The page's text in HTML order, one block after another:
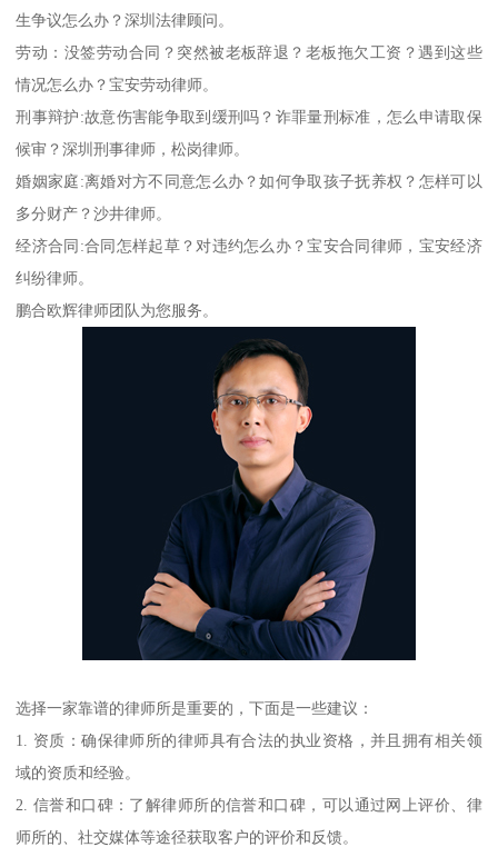
生争议怎么办？深圳法律顾问。
劳动：没签劳动合同？突然被老板辞退？老板拖欠工资？遇到这些
情况怎么办？宝安劳动律师。
刑事辩护:故意伤害能争取到缓刑吗？诈罪量刑标准，怎么申请取保
候审？深圳刑事律师，松岗律师。
婚姻家庭:离婚对方不同意怎么办？如何争取孩子抚养权？怎样可以
多分财产？沙井律师。
经济合同:合同怎样起草？对违约怎么办？宝安合同律师，宝安经济
纠纷律师。
鹏合欧辉律师团队为您服务。
选择一家靠谱的律师所是重要的，下面是一些建议：
1. 资质：确保律师所的律师具有合法的执业资格，并且拥有相关领
域的资质和经验。
2. 信誉和口碑：了解律师所的信誉和口碑，可以通过网上评价、律
师所的、社交媒体等途径获取客户的评价和反馈。